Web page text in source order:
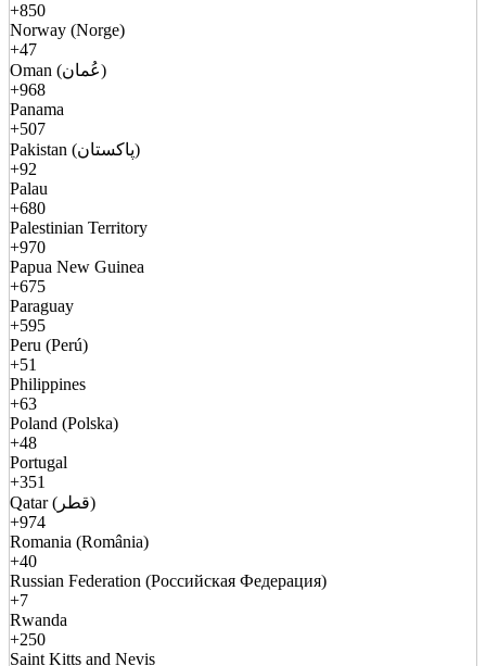
+850
Norway (Norge)
+47
Oman (عُمان)
+968
Panama
+507
Pakistan (پاکستان)
+92
Palau
+680
Palestinian Territory
+970
Papua New Guinea
+675
Paraguay
+595
Peru (Perú)
+51
Philippines
+63
Poland (Polska)
+48
Portugal
+351
Qatar (قطر)
+974
Romania (România)
+40
Russian Federation (Российская Федерация)
+7
Rwanda
+250
Saint Kitts and Nevis